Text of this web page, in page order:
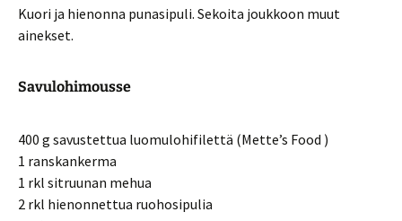
Kuori ja hienonna punasipuli. Sekoita joukkoon muut
ainekset.
Savulohimousse
400 g savustettua luomulohifilettä (Mette’s Food )
1 ranskankerma
1 rkl sitruunan mehua
2 rkl hienonnettua ruohosipulia